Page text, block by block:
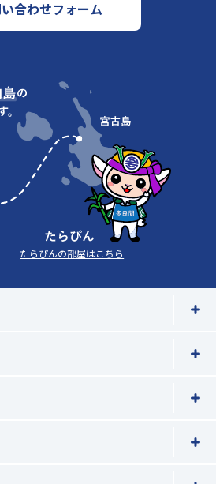
合わせフォーム
たらぴんの部屋はこちら